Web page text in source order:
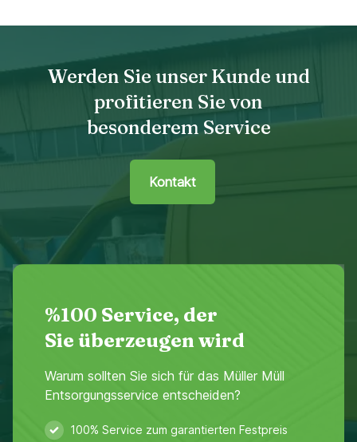
Werden Sie unser Kunde und
profitieren Sie von
besonderem Service
Kontakt
%100 Service, der
Sie überzeugen wird
Warum sollten Sie sich für das Müller Müll
Entsorgungsservice entscheiden?
100% Service zum garantierten Festpreis